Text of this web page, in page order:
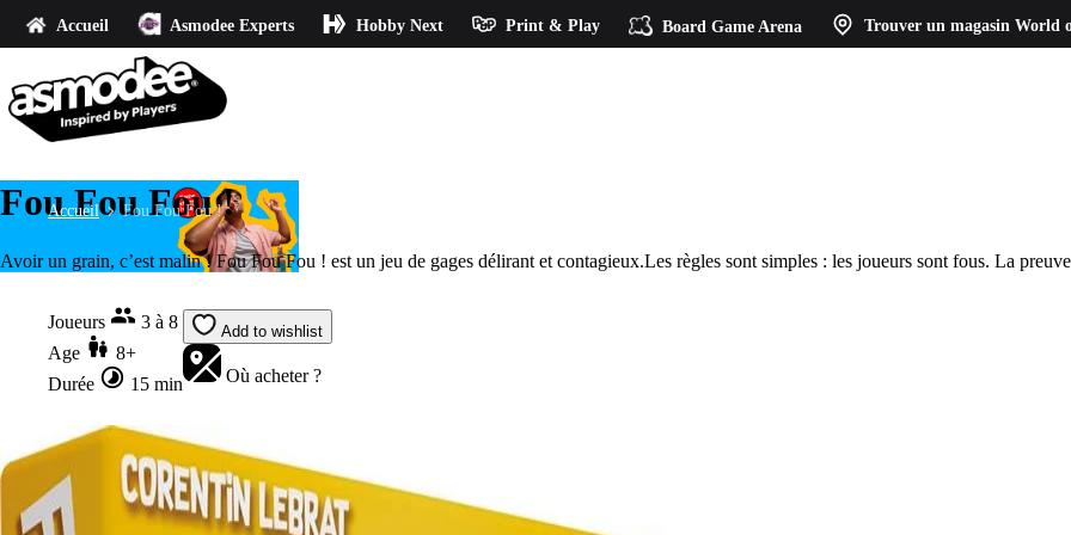
Accueil Asmodee Experts Hobby Next Print & Play Board Game Arena Trouver un magasin World
Accueil Fou Fou Fou !
Fou Fou Fou !
Avoir un grain, c’est malin ! Fou Fou Fou ! est un jeu de gages délirant et contagieux.Les règles sont simples : les joueurs sont fous. La
Joueurs
3 à 8
Age
8+
Durée
15 min
Add to wishlist
Où acheter ?